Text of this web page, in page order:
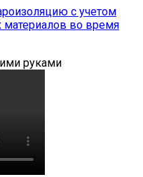
с учетом
материалов во время
руками